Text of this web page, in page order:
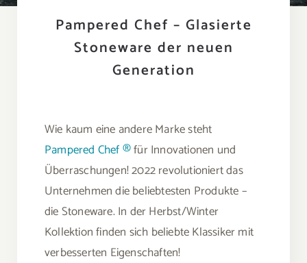
Pampered Chef – Glasierte
Stoneware der neuen
Generation
Wie kaum eine andere Marke steht
Pampered Chef ®für Innovationen und
Überraschungen! 2022 revolutioniert das
Unternehmen die beliebtesten Produkte –
die Stoneware. In der Herbst/Winter
Kollektion finden sich beliebte Klassiker mit
verbesserten Eigenschaften!